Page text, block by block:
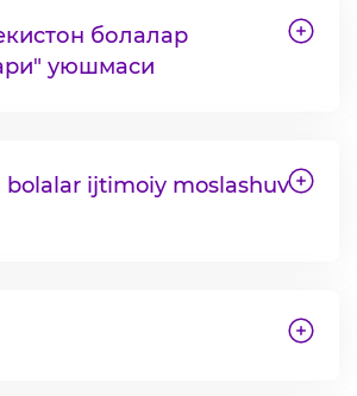
болалар
уюшмаси
bolalar ijtimoiy moslashuv